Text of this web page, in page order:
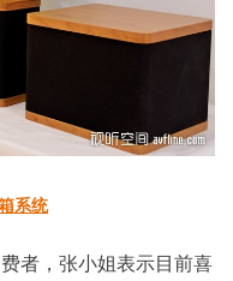
系统
者，张小姐表示目前喜